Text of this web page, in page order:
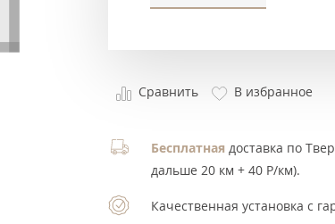
Сравнить В избранное
Бесплатная доставка по
дальше 20 км + 40 Р/км).
Качественная установка с